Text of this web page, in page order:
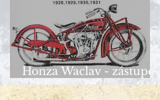
Honza Waclav - zástupce
101 Association